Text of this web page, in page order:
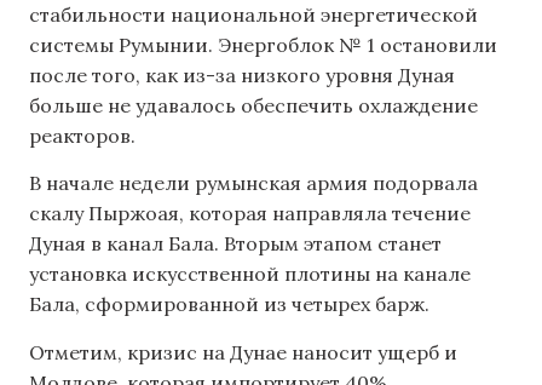
стабильности национальной энергетической
системы Румынии. Энергоблок № 1 остановили
после того, как из-за низкого уровня Дуная
больше не удавалось обеспечить охлаждение
реакторов.
В начале недели румынская армия подорвала
скалу Пыржоая, которая направляла течение
Дуная в канал Бала. Вторым этапом станет
установка искусственной плотины на канале
Бала, сформированной из четырех барж.
Отметим, кризис на Дунае наносит ущерб и